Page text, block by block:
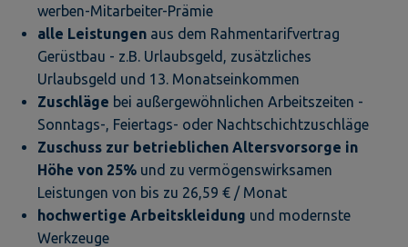
werben-Mitarbeiter-Prämie
alle Leistungen aus dem Rahmentarifvertrag
Gerüstbau - z.B. Urlaubsgeld, zusätzliches
Urlaubsgeld und 13. Monatseinkommen
Zuschläge bei außergewöhnlichen Arbeitszeiten -
Sonntags-, Feiertags- oder Nachtschichtzuschläge
Zuschuss zur betrieblichen Altersvorsorge in
Höhe von 25% und zu vermögenswirksamen
Leistungen von bis zu 26,59 € / Monat
hochwertige Arbeitskleidung und modernste
Werkzeuge